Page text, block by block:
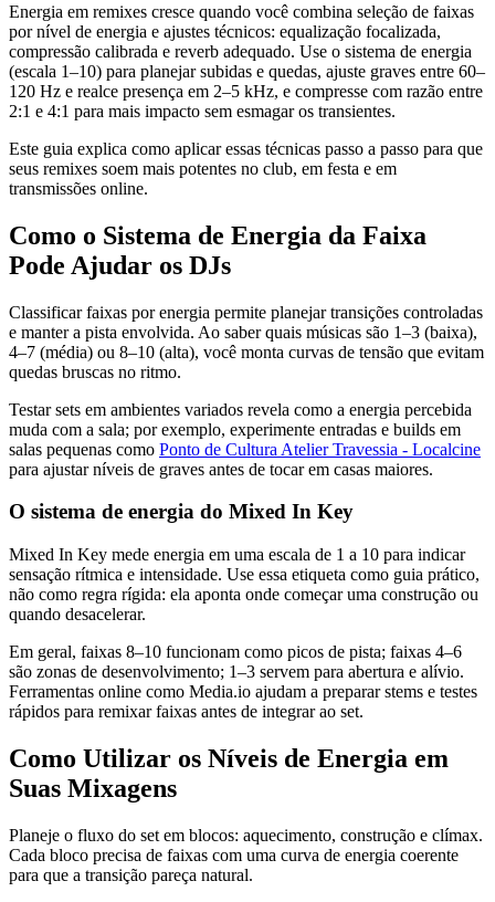
Energia em remixes cresce quando você combina seleção de faixas
por nível de energia e ajustes técnicos: equalização focalizada,
compressão calibrada e reverb adequado. Use o sistema de energia
(escala 1–10) para planejar subidas e quedas, ajuste graves entre 60–
120 Hz e realce presença em 2–5 kHz, e compresse com razão entre
2:1 e 4:1 para mais impacto sem esmagar os transientes.
Este guia explica como aplicar essas técnicas passo a passo para que
seus remixes soem mais potentes no club, em festa e em
transmissões online.
Como o Sistema de Energia da Faixa
Pode Ajudar os DJs
Classificar faixas por energia permite planejar transições controladas
e manter a pista envolvida. Ao saber quais músicas são 1–3 (baixa),
4–7 (média) ou 8–10 (alta), você monta curvas de tensão que evitam
quedas bruscas no ritmo.
Testar sets em ambientes variados revela como a energia percebida
muda com a sala; por exemplo, experimente entradas e builds em
salas pequenas como Ponto de Cultura Atelier Travessia - Localcine
para ajustar níveis de graves antes de tocar em casas maiores.
O sistema de energia do Mixed In Key
Mixed In Key mede energia em uma escala de 1 a 10 para indicar
sensação rítmica e intensidade. Use essa etiqueta como guia prático,
não como regra rígida: ela aponta onde começar uma construção ou
quando desacelerar.
Em geral, faixas 8–10 funcionam como picos de pista; faixas 4–6
são zonas de desenvolvimento; 1–3 servem para abertura e alívio.
Ferramentas online como Media.io ajudam a preparar stems e testes
rápidos para remixar faixas antes de integrar ao set.
Como Utilizar os Níveis de Energia em
Suas Mixagens
Planeje o fluxo do set em blocos: aquecimento, construção e clímax.
Cada bloco precisa de faixas com uma curva de energia coerente
para que a transição pareça natural.